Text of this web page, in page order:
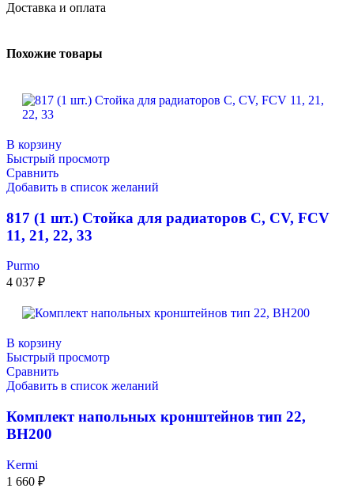
Доставка и оплата
Похожие товары
В корзину
Быстрый просмотр
Сравнить
Добавить в список желаний
817 (1 шт.) Стойка для радиаторов C, CV, FCV
11, 21, 22, 33
Purmo
4 037 ₽
В корзину
Быстрый просмотр
Сравнить
Добавить в список желаний
Комплект напольных кронштейнов тип 22,
ВН200
Kermi
1 660 ₽